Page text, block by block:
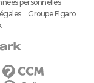
personnelles
Groupe Figaro